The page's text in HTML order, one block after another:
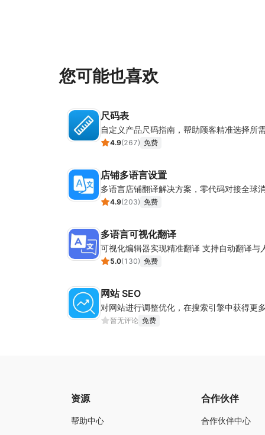
您可能也喜欢
尺码表
自定义产品尺码指南，帮助顾客精准选择所
4.9(267) 免费
店铺多语言设置
多语言店铺翻译解决方案，零代码对接全球
4.9(203) 免费
多语言可视化翻译
可视化编辑器实现精准翻译 支持自动翻译与
5.0(130) 免费
网站 SEO
对网站进行调整优化，在搜索引擎中获得更
暂无评论 免费
资源
帮助中心
合作伙伴
合作伙伴中心